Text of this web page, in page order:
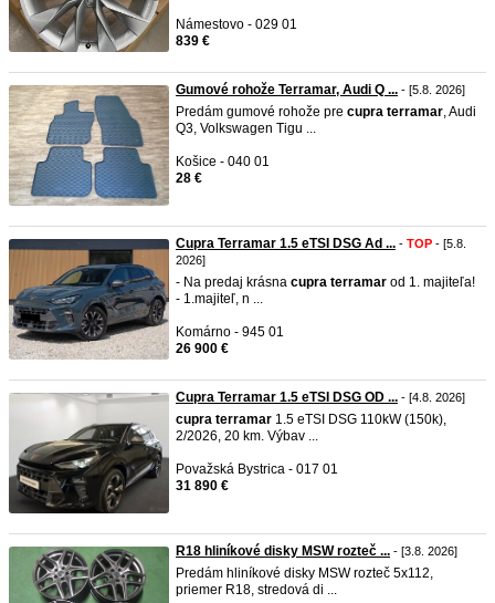
Námestovo - 029 01
839 €
Gumové rohože Terramar, Audi Q ... - [5.8. 2026]
Predám gumové rohože pre cupra terramar, Audi
Q3, Volkswagen Tigu ...
Košice - 040 01
28 €
Cupra Terramar 1.5 eTSI DSG Ad ... - TOP - [5.8.
2026]
- Na predaj krásna cupra terramar od 1. majiteľa!
- 1.majiteľ, n ...
Komárno - 945 01
26 900 €
Cupra Terramar 1.5 eTSI DSG OD ... - [4.8. 2026]
cupra terramar 1.5 eTSI DSG 110kW (150k),
2/2026, 20 km. Výbav ...
Považská Bystrica - 017 01
31 890 €
R18 hliníkové disky MSW rozteč ... - [3.8. 2026]
Predám hliníkové disky MSW rozteč 5x112,
priemer R18, stredová di ...